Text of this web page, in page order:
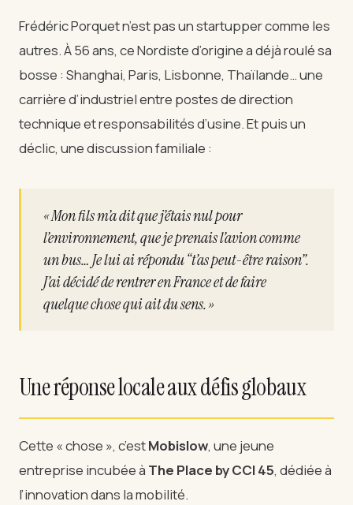
Frédéric Porquet n’est pas un startupper comme les
autres. À 56 ans, ce Nordiste d’origine a déjà roulé sa
bosse : Shanghai, Paris, Lisbonne, Thaïlande… une
carrière d’industriel entre postes de direction
technique et responsabilités d’usine. Et puis un
déclic, une discussion familiale :
« Mon fils m’a dit que j’étais nul pour
l’environnement, que je prenais l’avion comme
un bus… Je lui ai répondu “t’as peut-être raison”.
J’ai décidé de rentrer en France et de faire
quelque chose qui ait du sens. »
Une réponse locale aux défis globaux
Cette « chose », c’estMobislow, une jeune
entreprise incubée à The Place by CCI 45, dédiée à
l’innovation dans la mobilité.